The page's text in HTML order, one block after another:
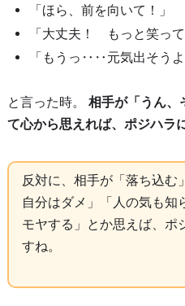
「ほら、前を向いて！」
「大丈夫！ もっと笑って
「もうっ‥‥元気出そうよ
と言った時。 相手が「うん、
て心から思えれば、ポジハラ
反対に、相手が「落ち込む
自分はダメ」「人の気も
モヤする」とか思えば、ポ
すね。